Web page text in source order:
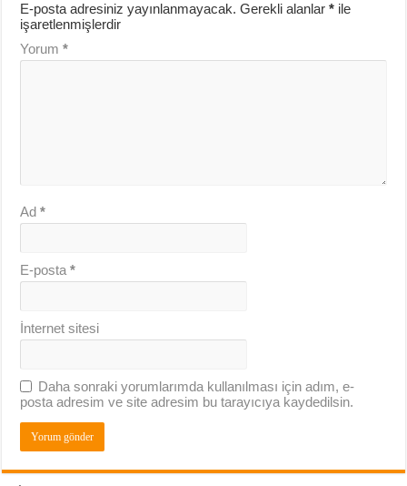
E-posta adresiniz yayınlanmayacak. Gerekli alanlar* ile
işaretlenmişlerdir
Yorum*
Ad*
E-posta*
İnternet sitesi
Daha sonraki yorumlarımda kullanılması için adım, e-
posta adresim ve site adresim bu tarayıcıya kaydedilsin.